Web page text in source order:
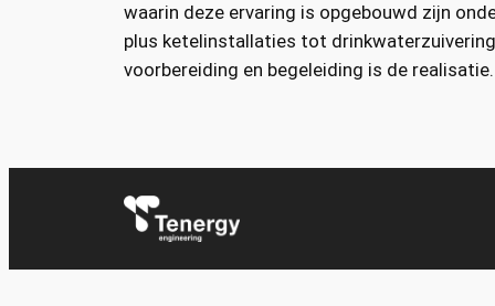
waarin deze ervaring is opgebouwd zijn
plus ketelinstallaties tot
voorbereiding en begeleiding is de realisatie.